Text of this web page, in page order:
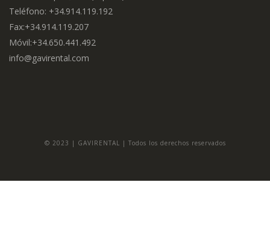
Teléfono: +34.914.119.192
Fax:+34.914.119.207
Móvil:+34.650.441.492
info@gavirental.com
© 2023 | GAVIRENTAL | Todos los derechos reservados